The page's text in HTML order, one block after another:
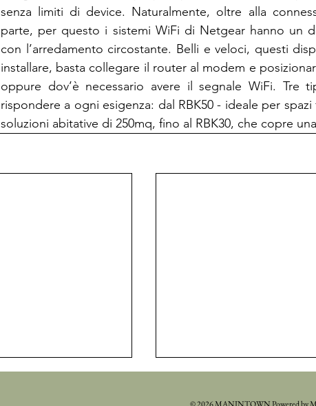
senza limiti di device. Naturalmente, oltre alla
parte, per questo i sistemi WiFi di Netgear hanno un
con l’arredamento circostante. Belli e veloci, questi
installare, basta collegare il router al modem e
oppure dov’è necessario avere il segnale WiFi. Tre
rispondere a ogni esigenza: dal RBK50 - ideale per
soluzioni abitative di 250mq, fino al RBK30, che copre